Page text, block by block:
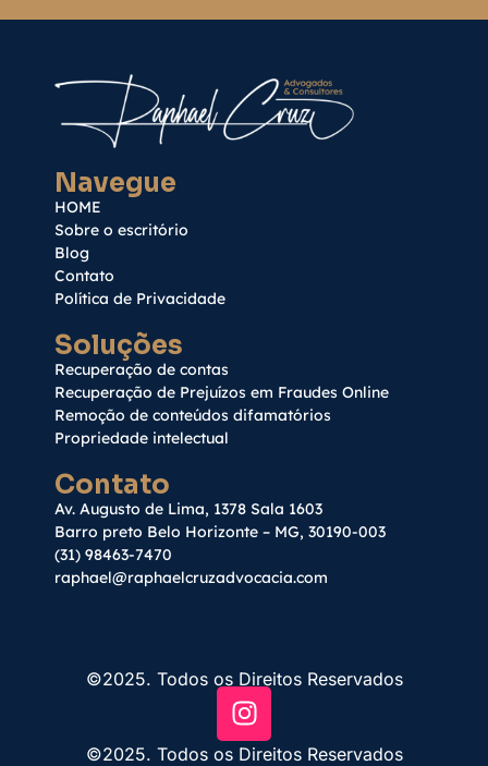
Navegue
HOME
Sobre o escritório
Blog
Contato
Política de Privacidade
Soluções
Recuperação de contas
Recuperação de Prejuízos em Fraudes Online
Remoção de conteúdos difamatórios
Propriedade intelectual
Contato
Av. Augusto de Lima, 1378 Sala 1603
Barro preto Belo Horizonte – MG, 30190-003
(31) 98463-7470
raphael@raphaelcruzadvocacia.com
©2025. Todos os Direitos Reservados
©2025. Todos os Direitos Reservados